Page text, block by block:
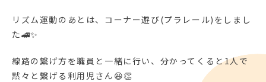
リズム運動のあとは、コーナー遊び(プラレール)をしまし
た🚄✨
線路の繋げ方を職員と一緒に行い、分かってくると1人で
黙々と繋げる利用児さん😆👏